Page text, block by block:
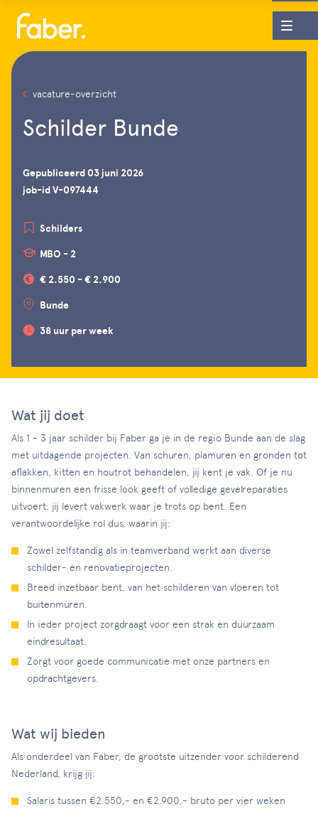
vacature-overzicht
Schilder Bunde
Gepubliceerd 03 juni 2026
job-id V-097444
Schilders
MBO - 2
€ 2.550 - € 2.900
Bunde
38 uur per week
Wat jij doet
Als 1 - 3 jaar schilder bij Faber ga je in de regio Bunde aan de slag
met uitdagende projecten. Van schuren, plamuren en gronden tot
aflakken, kitten en houtrot behandelen, jij kent je vak. Of je nu
binnenmuren een frisse look geeft of volledige gevelreparaties
uitvoert: jij levert vakwerk waar je trots op bent. Een
verantwoordelijke rol dus, waarin jij:
Zowel zelfstandig als in teamverband werkt aan diverse
schilder- en renovatieprojecten.
Breed inzetbaar bent, van het schilderen van vloeren tot
buitenmuren.
In ieder project zorgdraagt voor een strak en duurzaam
eindresultaat.
Zorgt voor goede communicatie met onze partners en
opdrachtgevers.
Wat wij bieden
Als onderdeel van Faber, de grootste uitzender voor schilderend
Nederland, krijg jij:
Salaris tussen €2.550,- en €2.900,- bruto per vier weken